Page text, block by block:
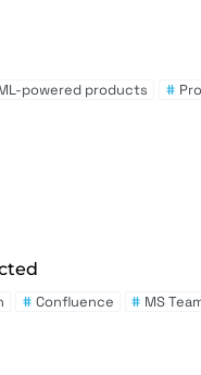
powered products #
# Confluence # MS